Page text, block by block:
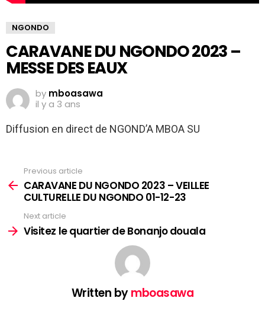
NGONDO
CARAVANE DU NGONDO 2023 –
MESSE DES EAUX
by mboasawa
il y a 3 ans
Diffusion en direct de NGOND’A MBOA SU
more
Previous article
CARAVANE DU NGONDO 2023 – VEILLEE
CULTURELLE DU NGONDO 01-12-23
Next article
Visitez le quartier de Bonanjo douala
Written bymboasawa